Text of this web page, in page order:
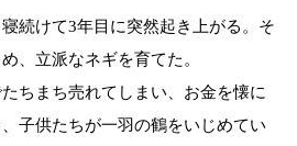
続けて3年目に突然起き上がる。そ
、立派なネギを育てた。
ちまち売れてしまい、お金を懐に
子供たちが一羽の鶴をいじめてい